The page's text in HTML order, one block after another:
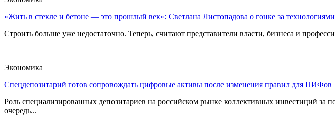
«Жить в стекле и бетоне — это прошлый век»: Светлана Листопадова о гонке за
Строить больше уже недостаточно. Теперь, считают представители власти, бизнеса и
Экономика
Спецдепозитарий готов сопровождать цифровые активы после изменения правил для ПИФов
Роль специализированных депозитариев на российском рынке коллективных инвестиций за
очередь...